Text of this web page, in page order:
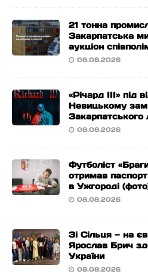
21 тонна
Закарпатська
аукціон
08.08.2026
«Річард ІІІ» під
Невицькому
Закарпатського
08.08.2026
Футболіст
отримав
в Ужгороді
08.08.2026
Зі Сільця — на
Ярослав Брич
України
08.08.2026